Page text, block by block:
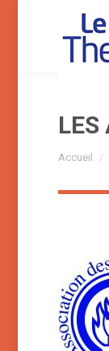
LES
Vous
Accueil